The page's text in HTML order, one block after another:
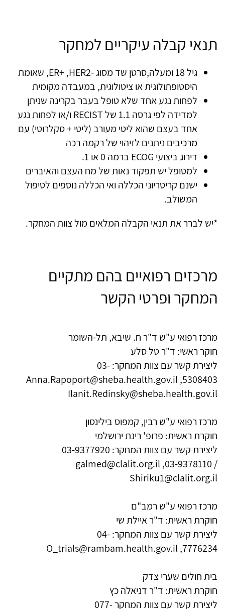
תנאי קבלה עיקריים למחקר
גיל 18 ומעלה,סרטן שד מסוג -ER+ ,HER2, שאומת
היסטופתולוגית או ציטולוגית, במעבדה מקומית
לפחות נגע אחד שלא טופל בעבר בקרינה שניתן
למדידה לפי גרסה 1.1 של RECIST ו/או לפחות נגע
אחד בעצם שהוא ליטי מעורב (ליטי + סקלרוטי) עם
מרכיבים ניתנים לזיהוי של רקמה רכה
דירוג ביצועי ECOG ברמה 0 או 1.
למטופל יש תפקוד נאות של מח העצם והאיברים
ישנם קריטריוני הכללה ואי הכללה נוספים לטיפול
המשולב.
*יש לברר את תנאי הקבלה המלאים מול צוות המחקר.
מרכזים רפואיים בהם מתקיים
המחקר ופרטי הקשר
מרכז רפואי ע"ש ד"ר ח. שיבא, תל-השומר
חוקר ראשי: ד"ר טל סלע
ליצירת קשר עם צוות המחקר: 03-
5308403,
Anna.Rapoport@sheba.health.gov.il
Ilanit.Redinsky@sheba.health.gov.il
מרכז רפואי ע"ש רבין, קמפוס בילינסון
חוקרת ראשית: פרופ' רינת ירושלמי
ליצירת קשר עם צוות המחקר: 03-9377920
/
galmed@clalit.org.il ,03-9378110
Shiriku1@clalit.org.il
מרכז רפואי ע"ש רמב"ם
חוקרת ראשית: ד"ר איילת שי
ליצירת קשר עם צוות המחקר: 04-
7776234,
O_trials@rambam.health.gov.il
בית חולים שערי צדק
חוקרת ראשית: ד"ר דניאלה כץ
ליצירת קשר עם צוות המחקר077-